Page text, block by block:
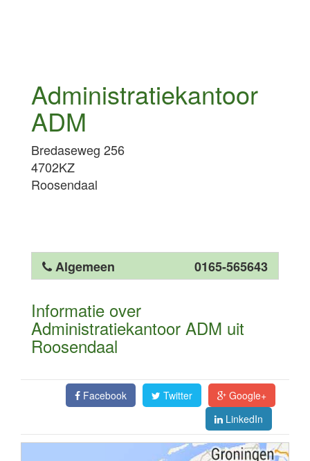
Administratiekantoor
ADM
Bredaseweg 256
4702KZ
Roosendaal
Algemeen 0165-565643
Informatie over
Administratiekantoor ADM uit
Roosendaal
Facebook Twitter
Google+
LinkedIn